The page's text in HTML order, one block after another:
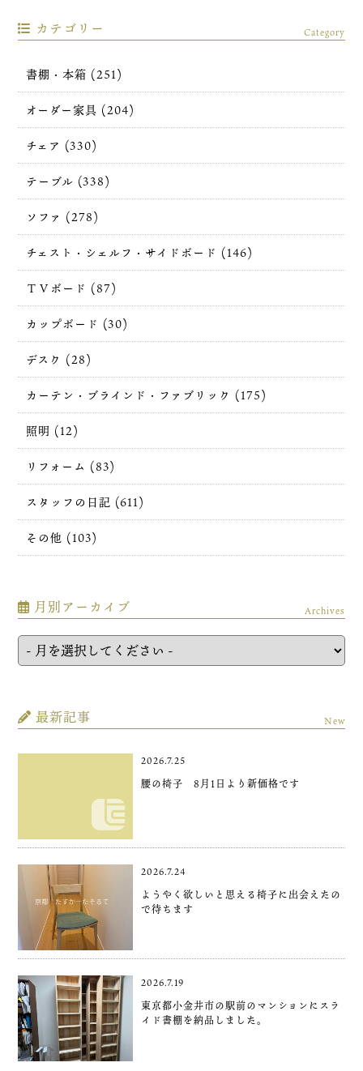
カテゴリー Category
書棚・本箱 (251)
オーダー家具 (204)
チェア (330)
テーブル (338)
ソファ (278)
チェスト・シェルフ・サイドボード (146)
ＴＶボード (87)
カップボード (30)
デスク (28)
カーテン・ブラインド・ファブリック (175)
照明 (12)
リフォーム (83)
スタッフの日記 (611)
その他 (103)
月別アーカイブ Archives
最新記事 New
2026.7.25
腰の椅子 8月1日より新価格です
2026.7.24
ようやく欲しいと思える椅子に出会えたの
で待ちます
2026.7.19
東京都小金井市の駅前のマンションにスラ
イド書棚を納品しました。